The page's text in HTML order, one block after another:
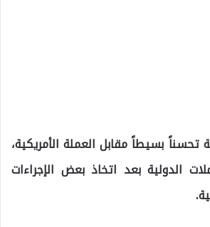
تحسناً بسيطاً مقابل العملة الأمريكية،
الدولية بعد اتخاذ بعض الإجراءات